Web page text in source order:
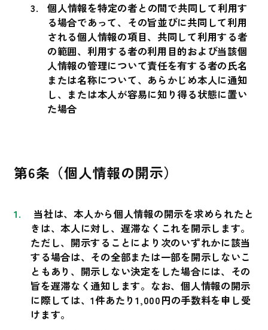
個人情報を特定の者との間で共同して利用す
る場合であって、その旨並びに共同して利用
される個人情報の項目、共同して利用する者
の範囲、利用する者の利用目的および当該個
人情報の管理について責任を有する者の氏名
または名称について、あらかじめ本人に通知
し、または本人が容易に知り得る状態に置い
た場合
第6条（個人情報の開示）
当社は、本人から個人情報の開示を求められたと
きは、本人に対し、遅滞なくこれを開示します。
ただし、開示することにより次のいずれかに該当
する場合は、その全部または一部を開示しないこ
ともあり、開示しない決定をした場合には、その
旨を遅滞なく通知します。なお、個人情報の開示
に際しては、1件あたり1,000円の手数料を申し受
けます。